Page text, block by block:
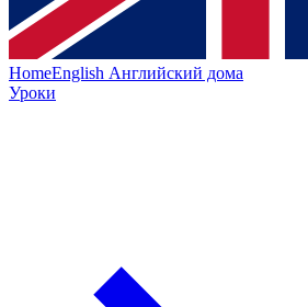
HomeEnglish Английский дома
Уроки